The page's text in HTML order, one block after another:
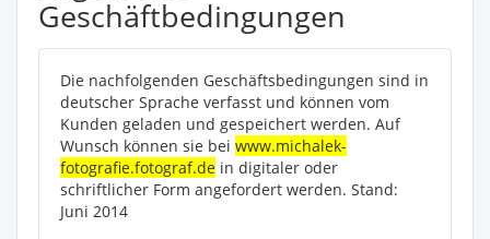
Geschäftbedingungen
Die nachfolgenden Geschäftsbedingungen sind in
deutscher Sprache verfasst und können vom
Kunden geladen und gespeichert werden. Auf
Wunsch können sie bei www.michalek-
fotografie.fotograf.de in digitaler oder
schriftlicher Form angefordert werden. Stand:
Juni 2014